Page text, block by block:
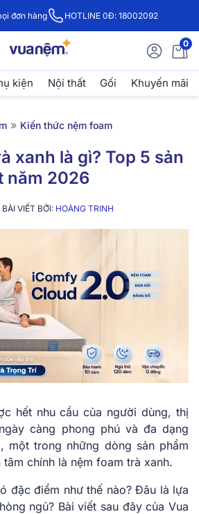
đơn hàng HOTLINE 0Đ: 18002092
0
kiện Nội thất Gối Khuyến mãi
» Kiến thức nệm foam
xanh là gì? Top 5 sản
năm 2026
| BÀI VIẾT BỞI: HOÀNG TRINH
hết nhu cầu của người dùng, thị
càng phong phú và đa dạng
một trong những dòng sản phẩm
chính là nệm foam trà xanh.
đặc điểm như thế nào? Đâu là lựa
ngủ? Bài viết sau đây của Vua